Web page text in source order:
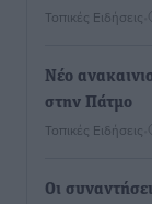
Τοπικές Ειδήσεις
Νέο
στην Πάτμο
Τοπικές Ειδήσεις
Οι